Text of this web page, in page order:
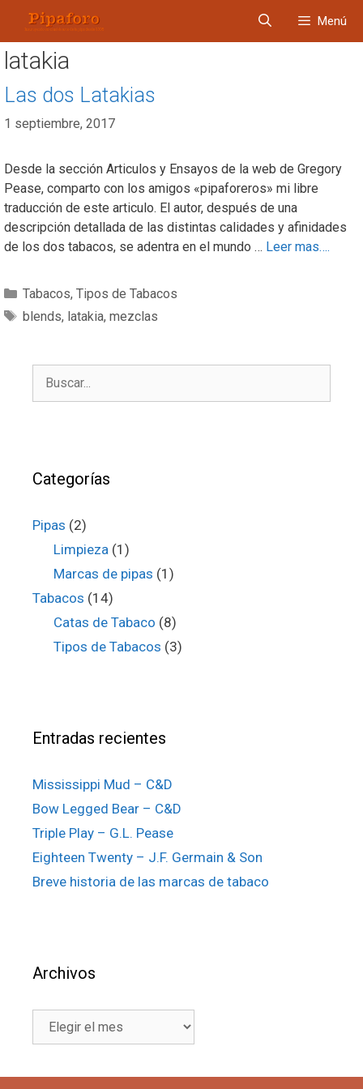
contenido
Menú
latakia
Las dos Latakias
1 septiembre, 2017
Desde la sección Articulos y Ensayos de la web de Gregory
Pease, comparto con los amigos «pipaforeros» mi libre
traducción de este articulo. El autor, después de una
descripción detallada de las distintas calidades y afinidades
de los dos tabacos, se adentra en el mundo … Leer mas….
Categorías
Tabacos, Tipos de Tabacos
Etiquetas
blends, latakia, mezclas
Buscar:
Categorías
Pipas (2)
Limpieza(1)
Marcas de pipas (1)
Tabacos (14)
Catas de Tabaco (8)
Tipos de Tabacos (3)
Entradas recientes
Mississippi Mud – C&D
Bow Legged Bear – C&D
Triple Play – G.L. Pease
Eighteen Twenty – J.F. Germain & Son
Breve historia de las marcas de tabaco
Archivos
Archivos